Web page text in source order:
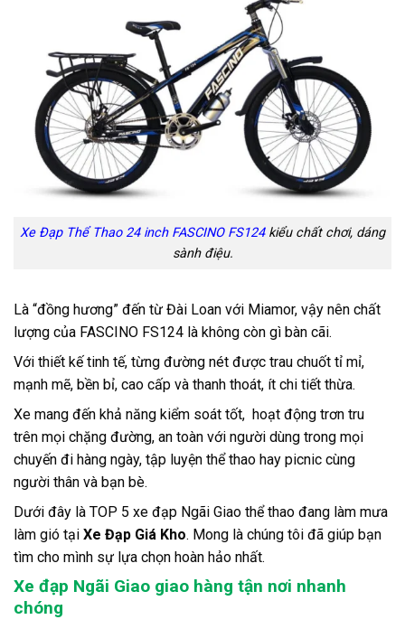
Xe Đạp Thể Thao 24 inch FASCINO FS124kiểu chất chơi, dáng
sành điệu.
Là “đồng hương” đến từ Đài Loan với Miamor, vậy nên chất
lượng của FASCINO FS124 là không còn gì bàn cãi.
Với thiết kế tinh tế, từng đường nét được trau chuốt tỉ mỉ,
mạnh mẽ, bền bỉ, cao cấp và thanh thoát, ít chi tiết thừa.
Xe mang đến khả năng kiểm soát tốt, hoạt động trơn tru
trên mọi chặng đường, an toàn với người dùng trong mọi
chuyến đi hàng ngày, tập luyện thể thao hay picnic cùng
người thân và bạn bè.
Dưới đây là TOP 5 xe đạp Ngãi Giao thể thao đang làm mưa
làm gió tại Xe Đạp Giá Kho. Mong là chúng tôi đã giúp bạn
tìm cho mình sự lựa chọn hoàn hảo nhất.
Xe đạp Ngãi Giao giao hàng tận nơi nhanh
chóng